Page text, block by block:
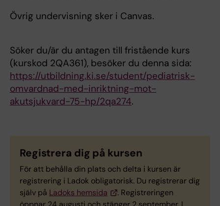
Övrig undervisning sker i Canvas.
Söker du/är du antagen till fristående kurs
(kurskod 2QA361), besöker du denna sida:
https://utbildning.ki.se/student/pediatrisk-
omvardnad-med-inriktning-mot-
akutsjukvard-75-hp/2qa274.
Registrera dig på kursen
För att behålla din plats och delta i kursen är
registrering i Ladok obligatorisk. Du registrerar dig
själv på Ladoks hemsida
. Registreringen